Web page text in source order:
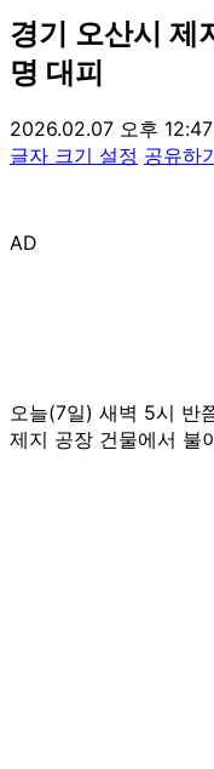
경기 오산시 제
명 대피
2026.02.07 오후 12:47
글자 크기 설정 공유하
AD
오늘(7일) 새벽 5시 반
제지 공장 건물에서 불